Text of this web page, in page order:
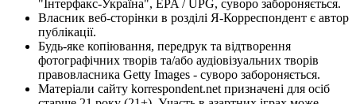
"Інтерфакс-Україна", EPA / UPG, суворо забороняється.
Власник веб-сторінки в розділі Я-Корреспондент є автор
публікації.
Будь-яке копіювання, передрук та відтворення
фотографічних творів та/або аудіовізуальних творів
правовласника Getty Images - суворо забороняється.
Матеріали сайту korrespondent.net призначені для осіб